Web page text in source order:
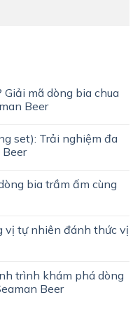
Giải mã dòng bia chua
Beer
set): Trải nghiệm đa
Beer
bia trầm ấm cùng
vị tự nhiên đánh thức vị
trình khám phá dòng
Beer